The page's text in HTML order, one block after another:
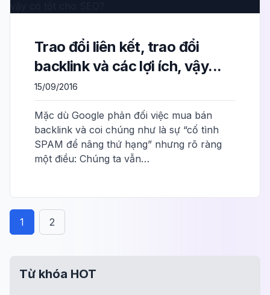
Trao đổi liên kết, trao đổi
backlink và các lợi ích, vậy...
15/09/2016
Mặc dù Google phản đối việc mua bán
backlink và coi chúng như là sự “cố tình
SPAM để nâng thứ hạng” nhưng rõ ràng
một điều: Chúng ta vẫn…
1 2
Từ khóa HOT